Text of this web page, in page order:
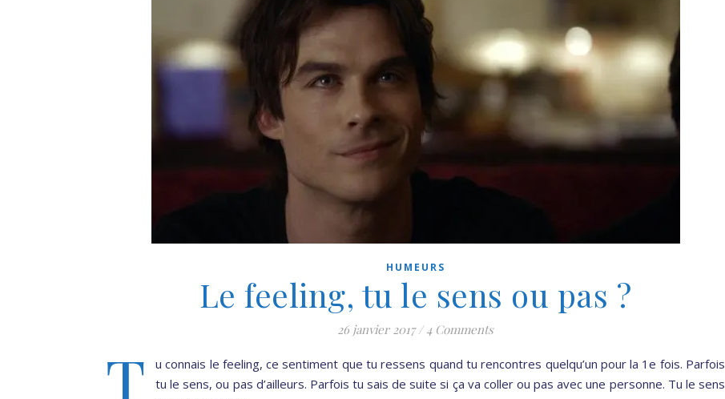
HUMEURS
Le feeling, tu le sens ou pas ?
26 janvier 2017 / 4 Comments
T
u connais le feeling, ce sentiment que tu ressens quand tu rencontres quelqu’un pour la 1e fois. Parfois
tu le sens, ou pas d’ailleurs. Parfois tu sais de suite si ça va coller ou pas avec une personne. Tu le sens